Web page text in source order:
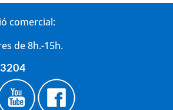
comercial:
de 8h.-15h.